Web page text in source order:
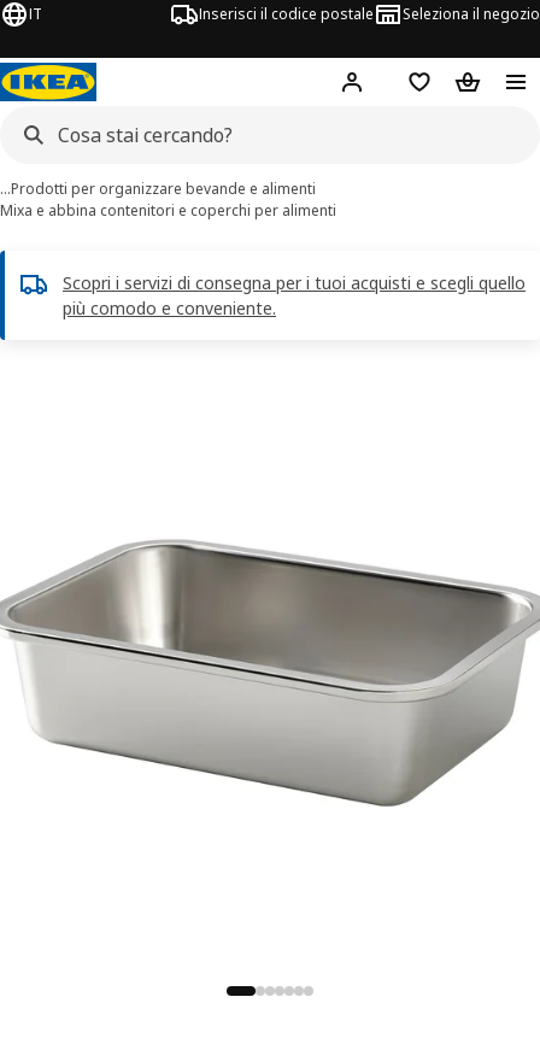
IT Inserisci il codice postale Seleziona il negozio
Hej! AccediLista deiCarrello
…Prodotti per organizzare bevande e alimenti
Mixa e abbina contenitori e coperchi per alimenti
Scopri i servizi di consegna per i tuoi acquisti e scegli quello
più comodo e conveniente.